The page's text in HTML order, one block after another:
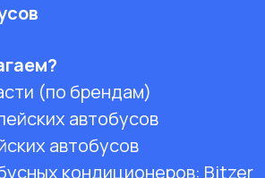
(по брендам)
автобусов
автобусов
кондиционеров: Bitzer